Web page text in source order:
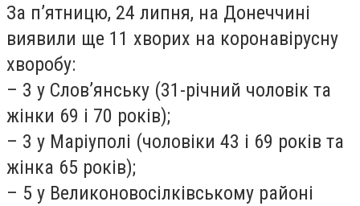
За п’ятницю, 24 липня, на Донеччині
виявили ще 11 хворих на коронавірусну
хворобу:
– 3 у Слов’янську (31-річний чоловік та
жінки 69 і 70 років);
– 3 у Маріуполі (чоловіки 43 і 69 років та
жінка 65 років);
– 5 у Великоновосілківському районі